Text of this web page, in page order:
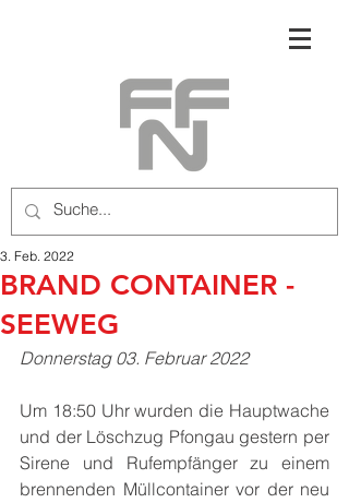
BRAND CONTAINER -
SEEWEG
3. Feb. 2022
Donnerstag 03. Februar 2022
Um 18:50 Uhr wurden die Hauptwache
und der Löschzug Pfongau gestern per
Sirene und Rufempfänger zu einem
brennenden Müllcontainer vor der neu